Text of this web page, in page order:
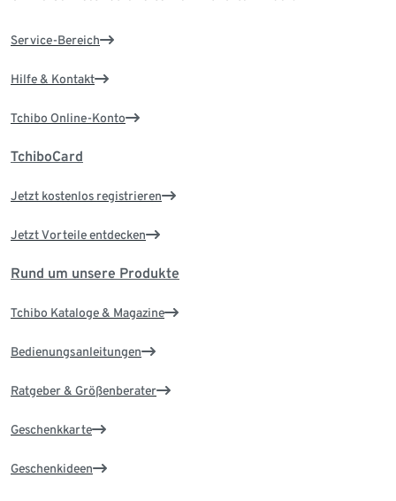
Service-Bereich
Hilfe & Kontakt
Tchibo Online-Konto
TchiboCard
Jetzt kostenlos registrieren
Jetzt Vorteile entdecken
Rund um unsere Produkte
Tchibo Kataloge & Magazine
Bedienungsanleitungen
Ratgeber & Größenberater
Geschenkkarte
Geschenkideen